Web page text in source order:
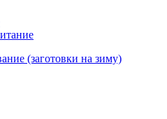
(заготовки на зиму)